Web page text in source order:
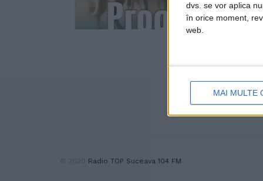
dvs. se vor aplica
în orice moment,
web.
MAI MULTE
Radio TOP Suceava 104 FM